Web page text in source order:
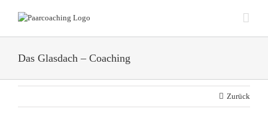
Das Glasdach – Coaching
Zurück